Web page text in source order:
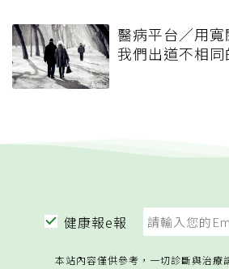
醫病平台／用
我們出道不相同
健康報e報
本站內容僅供參考，一切診斷與治療